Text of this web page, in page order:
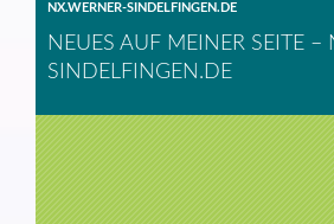
NX.WERNER-SINDELFINGEN.DE
NEUES AUF MEINER SEITE –
SINDELFINGEN.DE